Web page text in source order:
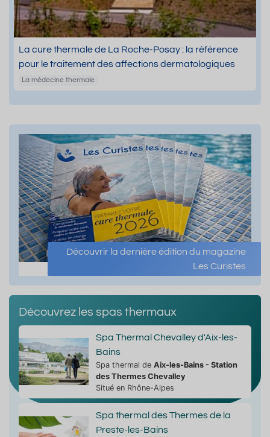
La cure thermale de La Roche-Posay : la référence
pour le traitement des affections dermatologiques
La médecine thermale
Découvrir la dernière édition du magazine
Les Curistes
Découvrez les spas thermaux
Spa Thermal Chevalley d'Aix-les-
Bains
Spa thermal de Aix-les-Bains - Station
des Thermes Chevalley
Situé en Rhône-Alpes
Spa thermal des Thermes de la
Preste-les-Bains